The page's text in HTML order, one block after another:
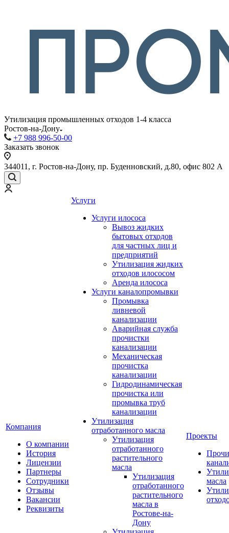
Утилизация промышленных отходов 1-4 класса
Ростов-на-Дону
+7 988 996-50-00
Заказать звонок
344011, г. Ростов-на-Дону, пр. Буденновский, д.80, офис 802 А
Компания
О компании
История
Лицензии
Партнеры
Сотрудники
Отзывы
Вакансии
Реквизиты
Услуги
Услуги илососа
Вывоз жидких
бытовых отходов
для частных лиц и
предприятий
Утилизация жидких
отходов илососом
Аренда илососа
Услуги каналопромывки
Промывка
ливневой
канализации
Аварийная служба
прочистки
канализации
Механическая
прочистка
канализации
Гидродинамическая
прочистка или
промывка труб
канализации
Утилизация
отработанного масла
Утилизация
отработанного
растительного
масла
Утилизация
отработанного
растительного
масла в
Ростове-на-
Дону
Проекты
масла